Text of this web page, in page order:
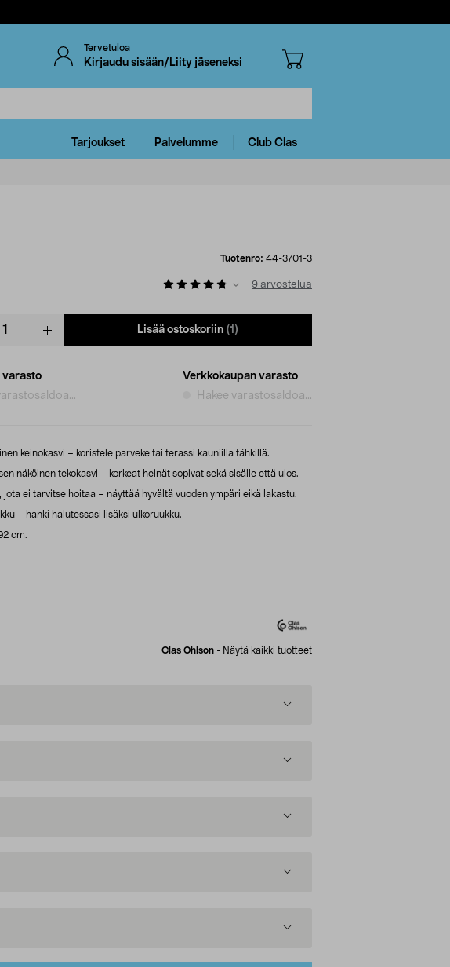
Tervetuloa
Kirjaudu sisään/Liity jäseneksi
Tarjoukset Palvelumme Club Clas
Tuotenro: 44-3701-3
9 arvostelua
Lisää ostoskoriin (1)
varasto
Verkkokaupan varasto
Hakee varastosaldoa...
keinokasvi – koristele parveke tai terassi kauniilla tähkillä.
näköinen tekokasvi – korkeat heinät sopivat sekä sisälle että ulos.
jota ei tarvitse hoitaa – näyttää hyvältä vuoden ympäri eikä lakastu.
– hanki halutessasi lisäksi ulkoruukku.
cm.
Clas Ohlson - Näytä kaikki tuotteet